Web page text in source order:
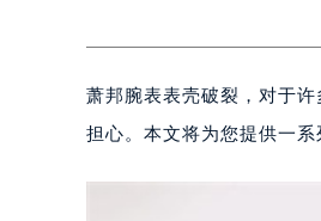
萧邦腕表表壳破裂，对于
担心。本文将为您提供一